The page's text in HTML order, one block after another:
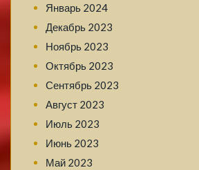
Январь 2024
Декабрь 2023
Ноябрь 2023
Октябрь 2023
Сентябрь 2023
Август 2023
Июль 2023
Июнь 2023
Май 2023